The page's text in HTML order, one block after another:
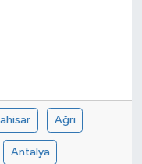
Ağrı
Antalya